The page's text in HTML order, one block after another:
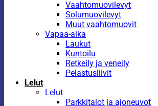
Vaahtomuovilevyt
Solumuovilevyt
Muut vaahtomuovit
Vapaa-aika
Laukut
Kuntoilu
Retkeily ja veneily
Pelastusliivit
Lelut
Lelut
Parkkitalot ja ajoneuvot